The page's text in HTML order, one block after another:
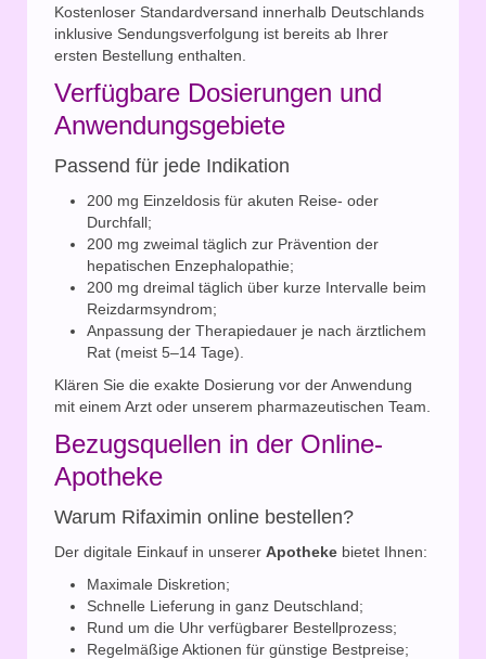
Kostenloser Standardversand innerhalb Deutschlands
inklusive Sendungsverfolgung ist bereits ab Ihrer
ersten Bestellung enthalten.
Verfügbare Dosierungen und
Anwendungsgebiete
Passend für jede Indikation
200 mg Einzeldosis für akuten Reise- oder
Durchfall;
200 mg zweimal täglich zur Prävention der
hepatischen Enzephalopathie;
200 mg dreimal täglich über kurze Intervalle beim
Reizdarmsyndrom;
Anpassung der Therapiedauer je nach ärztlichem
Rat (meist 5–14 Tage).
Klären Sie die exakte Dosierung vor der Anwendung
mit einem Arzt oder unserem pharmazeutischen Team.
Bezugsquellen in der Online-
Apotheke
Warum Rifaximin online bestellen?
Der digitale Einkauf in unserer Apotheke bietet Ihnen:
Maximale Diskretion;
Schnelle Lieferung in ganz Deutschland;
Rund um die Uhr verfügbarer Bestellprozess;
Regelmäßige Aktionen für günstige Bestpreise;